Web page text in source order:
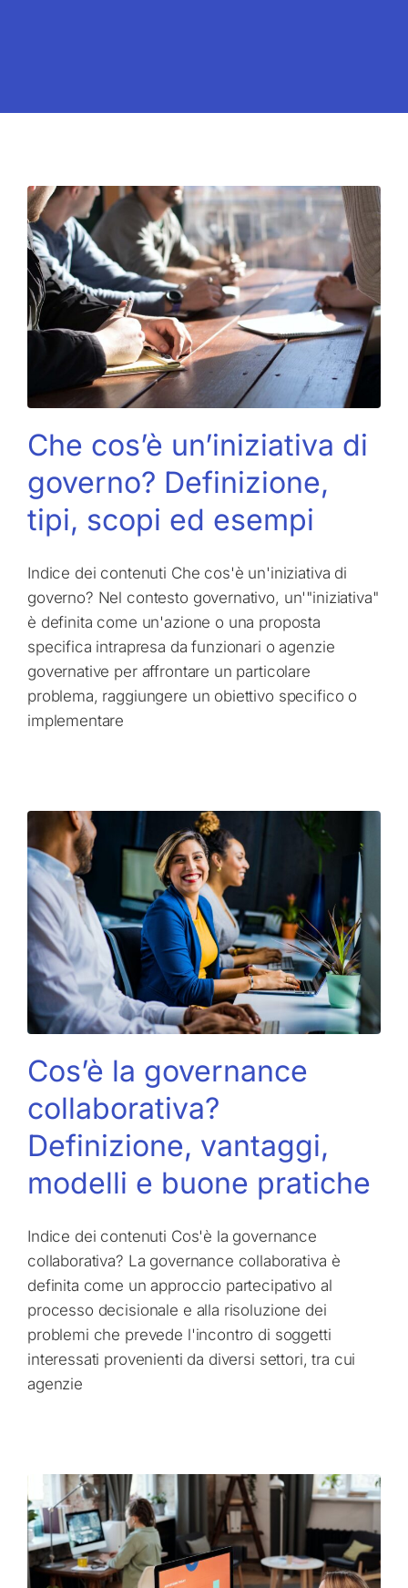
Che cos’è un’iniziativa di
governo? Definizione,
tipi, scopi ed esempi
Indice dei contenuti Che cos'è un'iniziativa di
governo? Nel contesto governativo, un'"iniziativa"
è definita come un'azione o una proposta
specifica intrapresa da funzionari o agenzie
governative per affrontare un particolare
problema, raggiungere un obiettivo specifico o
implementare
Cos’è la governance
collaborativa?
Definizione, vantaggi,
modelli e buone pratiche
Indice dei contenuti Cos'è la governance
collaborativa? La governance collaborativa è
definita come un approccio partecipativo al
processo decisionale e alla risoluzione dei
problemi che prevede l'incontro di soggetti
interessati provenienti da diversi settori, tra cui
agenzie